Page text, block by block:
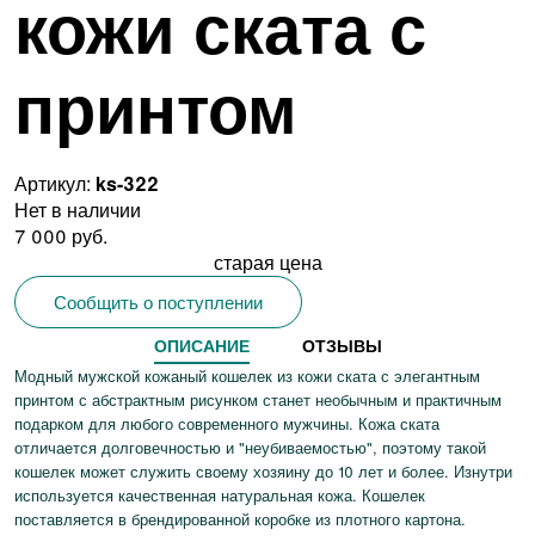
кожи ската с
принтом
Артикул: ks-322
Нет в наличии
7 000 руб.
старая цена
Сообщить о поступлении
ОПИСАНИЕ ОТЗЫВЫ
Модный мужской кожаный кошелек из кожи ската с элегантным
принтом с абстрактным рисунком станет необычным и практичным
подарком для любого современного мужчины. Кожа ската
отличается долговечностью и "неубиваемостью", поэтому такой
кошелек может служить своему хозяину до 10 лет и более. Изнутри
используется качественная натуральная кожа. Кошелек
поставляется в брендированной коробке из плотного картона.